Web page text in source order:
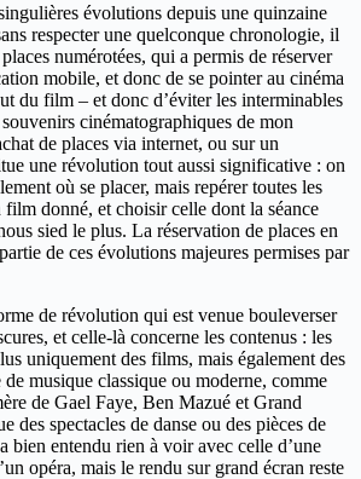
évolutions depuis une quinzaine
respecter une quelconque chronologie, il
numérotées, qui a permis de réserver
mobile, et donc de se pointer au cinéma
du film – et donc d’éviter les interminables
cinématographiques de mon
de places via internet, ou sur un
une révolution tout aussi significative : on
où se placer, mais repérer toutes les
film donné, et choisir celle dont la séance
sied le plus. La réservation de places en
de ces évolutions majeures permises par
de révolution qui est venue bouleverser
et celle-là concerne les contenus : les
uniquement des films, mais également des
de musique classique ou moderne, comme
de Gael Faye, Ben Mazué et Grand
des spectacles de danse ou des pièces de
bien entendu rien à voir avec celle d’une
opéra, mais le rendu sur grand écran reste